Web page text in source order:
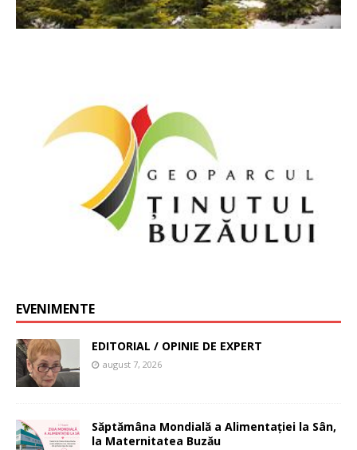
EVENIMENTE
EDITORIAL / OPINIE DE EXPERT
august 7, 2026
Săptămâna Mondială a Alimentației la Sân,
la Maternitatea Buzău